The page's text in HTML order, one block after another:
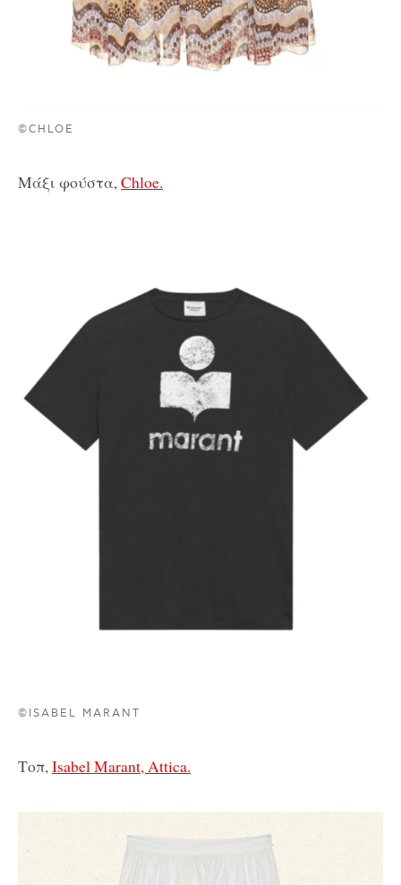
©CHLOE
Μάξι φούστα,Chloe.
©ISABEL MARANT
Τοπ, Isabel Marant, Attica.